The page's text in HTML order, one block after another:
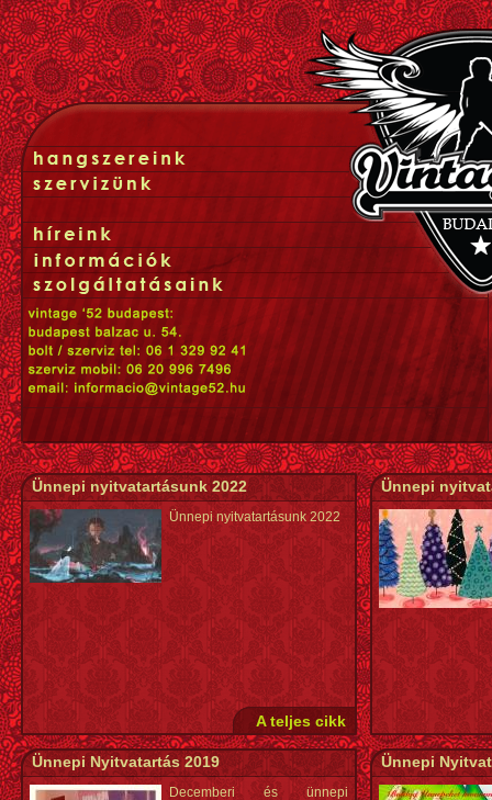
Ünnepi nyitvatartásunk 2022
Ünnepi nyitvatartásunk 2022
A teljes cikk
Ünnepi
Ünnepi Nyitvatartás 2019
Decemberi és ünnepi
Ünnepi